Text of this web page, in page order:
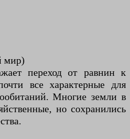
мир)
переход от равнин к
все характерные для
Многие земли в
но сохранились